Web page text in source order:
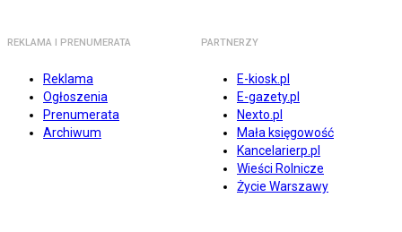
REKLAMA I PRENUMERATA
Reklama
Ogłoszenia
Prenumerata
Archiwum
PARTNERZY
E-kiosk.pl
E-gazety.pl
Nexto.pl
Mała księgowość
Kancelarierp.pl
Wieści Rolnicze
Życie Warszawy